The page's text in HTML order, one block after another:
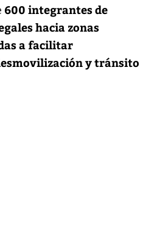
600 integrantes de
hacia zonas
a facilitar
y tránsito